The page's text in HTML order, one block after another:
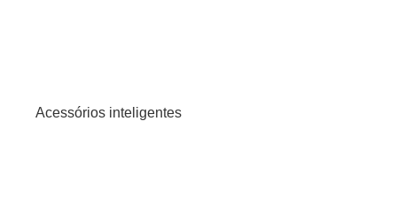
Acessórios inteligentes